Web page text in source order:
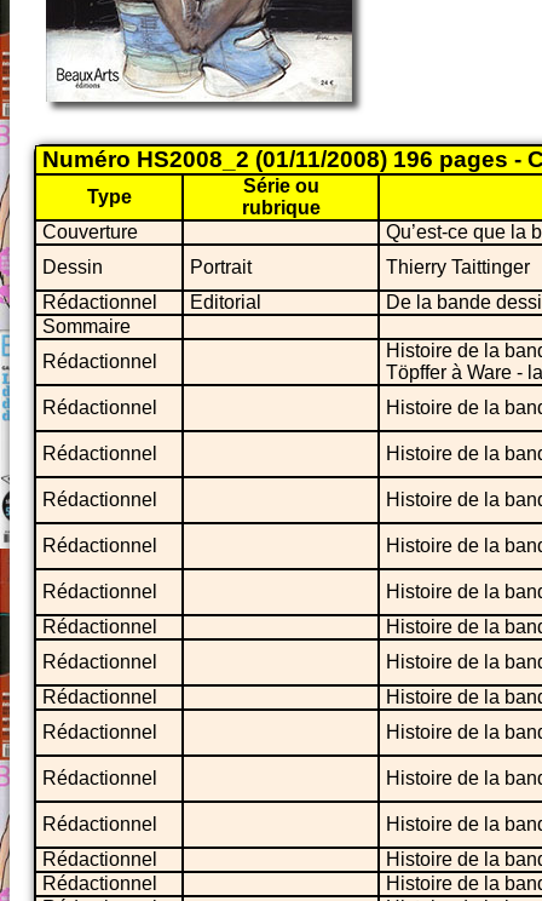
Numéro HS2008_2 (01/11/2008) 196 pages -
Type
Série ou
rubrique
Couverture
Qu’est-ce que la
Dessin
Portrait
Thierry Taittinger
Rédactionnel
Editorial
De la bande
Sommaire
Rédactionnel
Histoire de la
Töpffer à Ware -
Rédactionnel
Histoire de la
Rédactionnel Histoire de la
Rédactionnel Histoire de la
Rédactionnel Histoire de la
Rédactionnel
Histoire de la
Rédactionnel
Histoire de la
Rédactionnel
Histoire de la
Rédactionnel
Histoire de la
Rédactionnel
Histoire de la
Rédactionnel Histoire de la
Rédactionnel
Histoire de la
Rédactionnel
Histoire de la
Rédactionnel
Histoire de la